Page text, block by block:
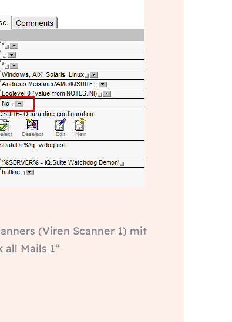
(Viren Scanner 1) mit
all Mails 1“